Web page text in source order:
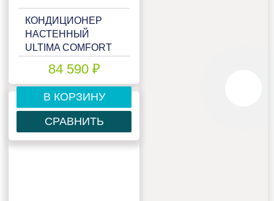
КОНДИЦИОНЕР
НАСТЕННЫЙ
ULTIMA COMFORT
84 590 ₽
В КОРЗИНУ
СРАВНИТЬ